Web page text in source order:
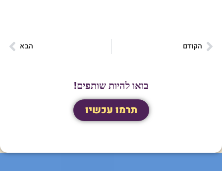
הקודם הבא
בואו להיות שותפים!
תרמו עכשיו